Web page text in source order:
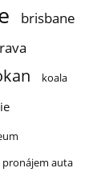
brisbane
koala
pronájem auta